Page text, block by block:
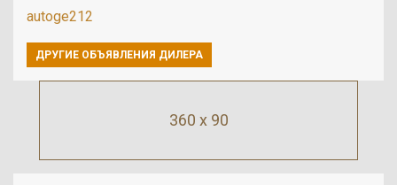
360 x 90
autoge212
ДРУГИЕ ОБЪЯВЛЕНИЯ ДИЛЕРА